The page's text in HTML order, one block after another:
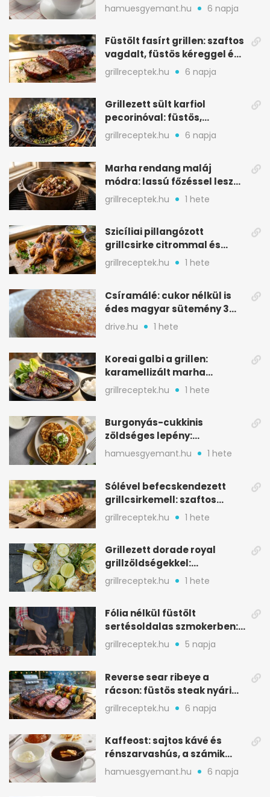
melegítő itala
hamuesgyemant.hu 6 napja
Füstölt fasírt grillen: szaftos
vagdalt, füstös kéreggel és
BBQ mázzal
grillreceptek.hu 6 napja
Grillezett sült karfiol
pecorinóval: füstös,
karamellizált nyári kedvenc
grillreceptek.hu 6 napja
Marha rendang maláj
módra: lassú főzéssel lesz
igazán szaftos
grillreceptek.hu 1 hete
Szicíliai pillangózott
grillcsirke citrommal és
oregánóval
grillreceptek.hu 1 hete
Csíramálé: cukor nélkül is
édes magyar sütemény 3
alapanyagból
drive.hu 1 hete
Koreai galbi a grillen:
karamellizált marha
rövidborda gyorsan
grillreceptek.hu 1 hete
Burgonyás-cukkinis
zöldséges lepény:
aranybarna, szaftos, hús
nélkül is
hamuesgyemant.hu 1 hete
Sólével befecskendezett
grillcsirkemell: szaftos
marad, nem szárad ki
grillreceptek.hu 1 hete
Grillezett dorade royal
grillzöldségekkel:
mediterrán ízek a rostélyról
grillreceptek.hu 1 hete
Fólia nélkül füstölt
sertésoldalas szmokerben:
ropogós bark, 6 óra
grillreceptek.hu 5 napja
Reverse sear ribeye a
rácson: füstös steak nyári
tökkebabbal
grillreceptek.hu 6 napja
Kaffeost: sajtos kávé és
rénszarvashús, a számik
melegítő itala
hamuesgyemant.hu 6 napja